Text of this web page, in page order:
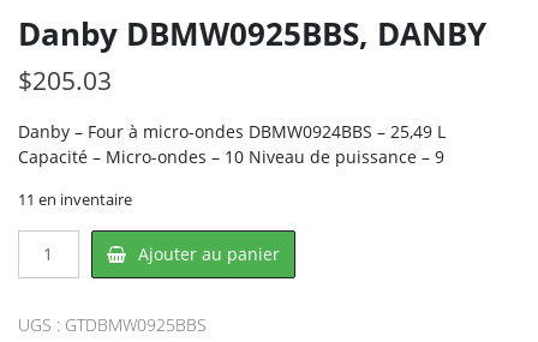
Danby DBMW0925BBS, DANBY
$205.03
Danby – Four à micro-ondes DBMW0924BBS – 25,49 L
Capacité – Micro-ondes – 10 Niveau de puissance – 9
11 en inventaire
DBMW0925BBS,
Ajouter au panier
UGS : GTDBMW0925BBS